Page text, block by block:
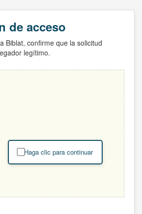
de acceso
Biblat, confirme que la solicitud
legítimo.
Haga clic para continuar